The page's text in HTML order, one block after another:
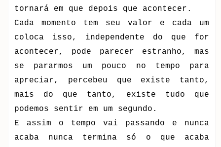
tornará em que depois que acontecer.
Cada momento tem seu valor e cada um
coloca isso, independente do que for
acontecer, pode parecer estranho, mas
se pararmos um pouco no tempo para
apreciar, percebeu que existe tanto,
mais do que tanto, existe tudo que
podemos sentir em um segundo.
E assim o tempo vai passando e nunca
acaba nunca termina só o que acaba